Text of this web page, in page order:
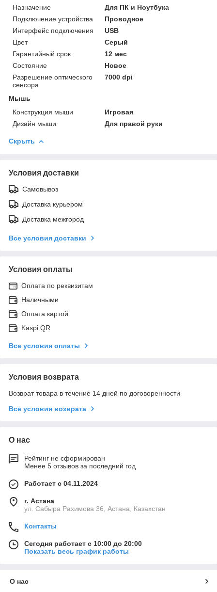
Назначение
Для ПК и Ноутбука
Подключение устройства
Проводное
Интерфейс подключения
USB
Цвет
Серый
Гарантийный срок
12 мес
Состояние
Новое
Разрешение оптического
сенсора
7000 dpi
Мышь
Конструкция мыши
Игровая
Дизайн мыши
Для правой руки
Скрыть
Условия доставки
Самовывоз
Доставка курьером
Доставка межгород
Все условия доставки
Условия оплаты
Оплата по реквизитам
Наличными
Оплата картой
Kaspi QR
Все условия оплаты
Условия возврата
Возврат товара в течение 14 дней по договоренности
Все условия возврата
О нас
Рейтинг не сформирован
Менее 5 отзывов за последний год
Работает с 04.11.2024
г. Астана
ул. Сабыра Рахимова 36, Астана, Казахстан
Контакты
Сегодня работает с 10:00 до 20:00
Показать весь график работы
О нас